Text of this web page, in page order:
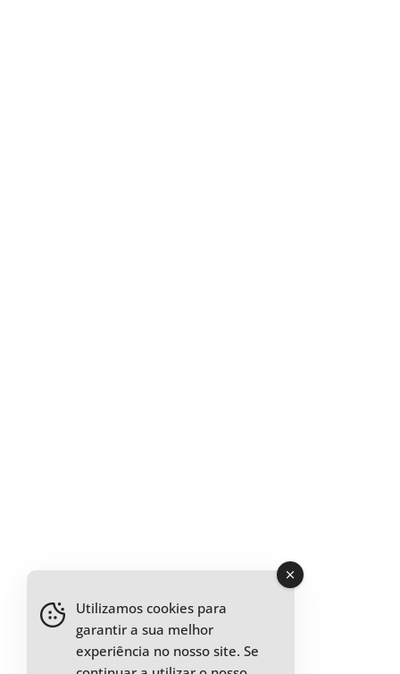
Utilizamos cookies para
garantir a sua melhor
experiência no nosso site. Se